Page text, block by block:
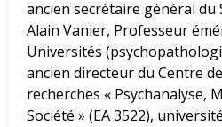
ancien secrétaire général du
Alain Vanier, Professeur
Universités
ancien directeur du Centre de
recherches « Psychanalyse,
Société » (EA 3522),